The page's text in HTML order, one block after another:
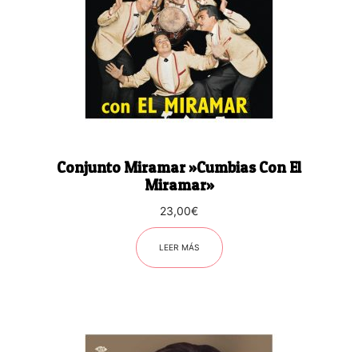
Conjunto Miramar ‎»Cumbias Con El
Miramar»
23,00€
LEER MÁS